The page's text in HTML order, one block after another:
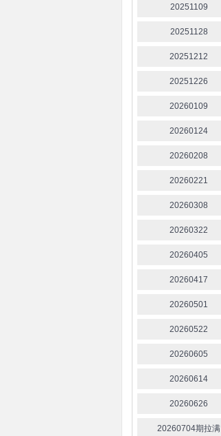
20251109
20251128
20251212
20251226
20260109
20260124
20260208
20260221
20260308
20260322
20260405
20260417
20260501
20260522
20260605
20260614
20260626
20260704期拉满